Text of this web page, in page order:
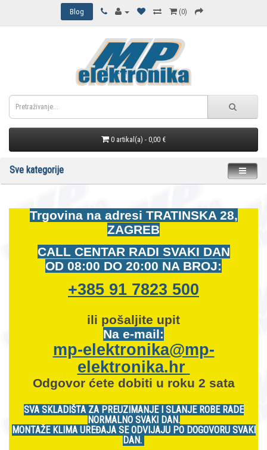
Blog (0)
0 artikal(a) - 0,00 €
Sve kategorije
Trgovina na adresi TRATINSKA 28,
ZAGREB
CALL CENTAR RADI SVAKI DAN
OD 08:00 DO 20:00 NA BROJ:
+385 91 7823 500
ili pošaljite upit
Na e-mail:
mp-elektronika@mp-
elektronika.hr
Odgovor ćete dobiti u roku 2 sata
SVA SKLADIŠTA ZA PREUZIMANJE I SLANJE ROBE RADE
NORMALNO SVAKI DAN.
MONTAŽE KLIMA UREĐAJA SE ODVIJAJU PO DOGOVORU SVAKI
DAN.